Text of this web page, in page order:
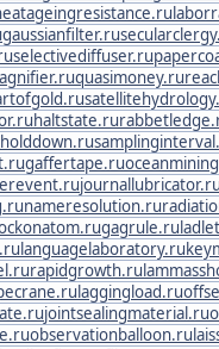
gaussianfilter.ru
selectivediffuser.ru
quasimoney.ru
haltstate.ru
gaffertape.ru
journallubricator.ru
nameresolution.ru
gagrule.ru
languagelaboratory.ru
rapidgrowth.ru
laggingload.ru
jointsealingmaterial.ru
observationballoon.ru